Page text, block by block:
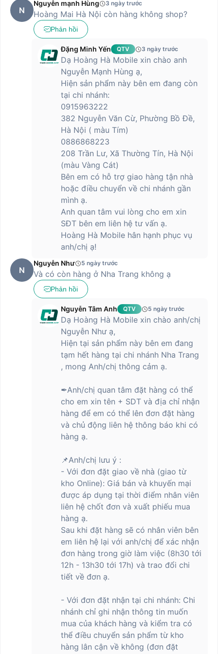
Màu sắc
Đen huyền bí
Xanh băng giá, Đen huyền bí:
162.53 x 74.67 x 8.75 mm
Tím oải hương: 162.53 x 74.67 x
8.85 mm
Xanh băng giá, Đen huyền bí:
210.14g
Tím oải hương: 205.13g
Chuẩn chống bụi và
IP68
Kính cường lực Corning Gorilla Victus
2
6.67 inch
CrystalRes AMOLED
1220x2712 (1.5K)
Tốc độ làm mới tối
đa
120Hz
Độ sáng tối đa 3000 nit
Các công nghệ sử
Hỗ trợ Dolby Vision
HDR10+
Tần số làm mờ PWM 1920Hz
Các công nghệ bảo vệ mắt đạt
chứng nhận TÜV Rheinland: Ánh
sáng xanh thấp, thân thiện với chu
kỳ sinh học, không nhấp nháy
Chế độ Game Turbo kết hợp với tốc
công nghệ Touch siêu phân giải 16x
Hệ điều hành & Vi xử lý & Đồ họa
Xiaomi HyperOS
Snapdragon 7s Gen 3 (4nm)8 nhân, tối
Qualcomm Adreno
8GB
256GB
Camera chính 200MP (f/1.65)
Camera góc siêu rộng 8MP (f/2.2)
Camera cận cảnh 2MP (f/2.4)
Các tính năng hỗ
Hỗ trợ tính năng chống rung quang
Camera AI: Làm phim AI, xóa vật thể
AI, mở rộng hình ảnh AI
Tính năng End-to-End (E2E) AI
Remosaic
Zoom quang học 2x và 4x trong
cảm biến, zoom kỹ thuật số 30x
Chế độ Dynamic Shots (cảnh quay
N
Nguyễn mạnh Hùng 3 ngày trước
Hoàng Mai Hà Nội còn hàng không shop?
Phản hồi
Đặng Minh Yến QTV 3 ngày trước
Dạ Hoàng Hà Mobile xin chào anh
Nguyễn Mạnh Hùng ạ,
Hiện sản phẩm này bên em đang còn
tại chi nhánh:
0915963222
382 Nguyễn Văn Cừ, Phường Bồ Đề,
Hà Nội ( màu Tím)
0886868223
208 Trần Lư, Xã Thường Tín, Hà Nội
(màu Vàng Cát)
Bên em có hỗ trợ giao hàng tận nhà
hoặc điều chuyển về chi nhánh gần
mình ạ.
Anh quan tâm vui lòng cho em xin
SĐT bên em liên hệ tư vấn ạ.
Hoàng Hà Mobile hân hạnh phục vụ
anh/chị ạ!
N
Nguyễn Như 5 ngày trước
Và có còn hàng ở Nha Trang không ạ
Phản hồi
Nguyễn Tâm Anh QTV 5 ngày trước
Dạ Hoàng Hà Mobile xin chào anh/chị
Nguyễn Như ạ,
Hiện tại sản phẩm này bên em đang
tạm hết hàng tại chi nhánh Nha Trang
, mong Anh/chị thông cảm ạ.
✒Anh/chị quan tâm đặt hàng có thể
cho em xin tên + SDT và địa chỉ nhận
hàng để em có thể lên đơn đặt hàng
và chủ động liên hệ thông báo khi có
hàng ạ.
📌Anh/chị lưu ý :
- Với đơn đặt giao về nhà (giao từ
kho Online): Giá bán và khuyến mại
được áp dụng tại thời điểm nhân viên
liên hệ chốt đơn và xuất phiếu mua
hàng ạ.
Sau khi đặt hàng sẽ có nhân viên bên
em liên hệ lại với anh/chị để xác nhận
đơn hàng trong giờ làm việc (8h30 tới
12h - 13h30 tới 17h) và trao đổi chi
tiết về đơn ạ.
- Với đơn đặt nhận tại chi nhánh: Chi
nhánh chỉ ghi nhận thông tin muốn
mua của khách hàng và kiểm tra có
thể điều chuyển sản phẩm từ kho
hàng lân cận về không (đơn đặt